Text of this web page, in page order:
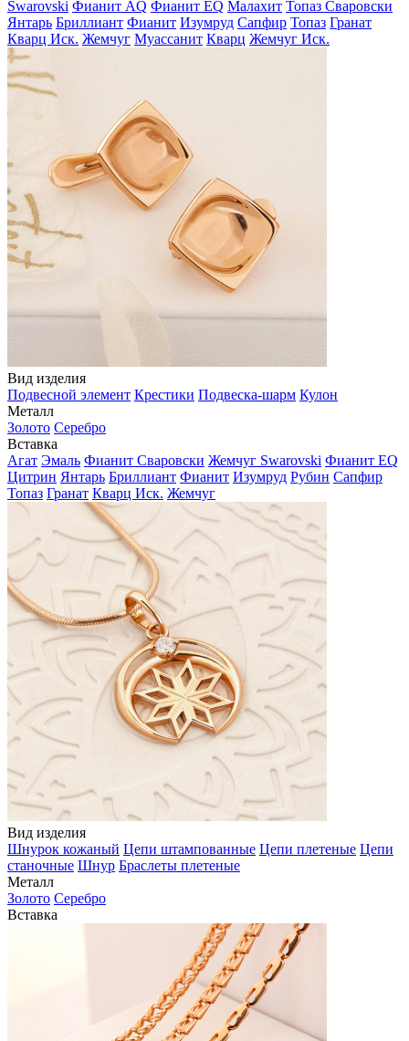
Swarovski Фианит AQ Фианит EQ Малахит Топаз Сваровски
Янтарь Бриллиант Фианит Изумруд Сапфир Топаз Гранат
Кварц Иск. Жемчуг Муассанит Кварц Жемчуг Иск.
Вид изделия
Подвесной элемент Крестики Подвеска-шарм Кулон
Металл
Золото Серебро
Вставка
Агат Эмаль Фианит Сваровски Жемчуг Swarovski Фианит EQ
Цитрин Янтарь Бриллиант Фианит Изумруд Рубин Сапфир
Топаз Гранат Кварц Иск. Жемчуг
Вид изделия
Шнурок кожаный Цепи штампованные Цепи плетеные Цепи
станочные Шнур Браслеты плетеные
Металл
Золото Серебро
Вставка